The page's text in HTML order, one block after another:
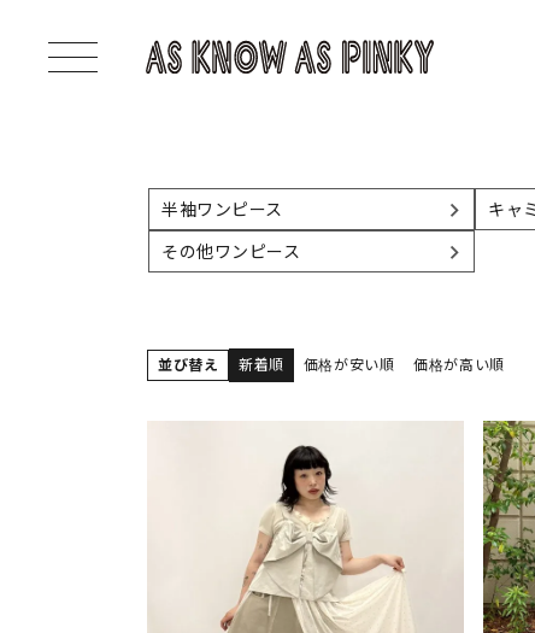
半袖ワンピース キャ
その他ワンピース
並び替え 新着順 価格が安い順 価格が高い順